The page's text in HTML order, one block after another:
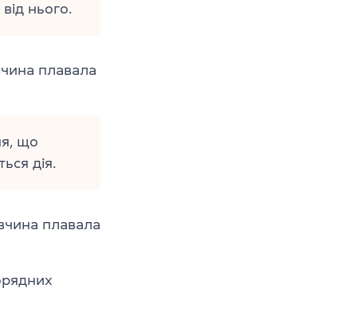
нього.
плавала
що
дія.
плавала